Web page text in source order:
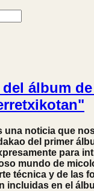
álbum
una noticia que
del primer
para
mundo de
técnica y de las
incluidas en el